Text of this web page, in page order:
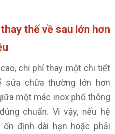
thế về sau lớn hơn
chi phí thay một chi tiết
sửa chữa thường lớn hơn
một mác inox phổ thông
chuẩn. Vì vậy, nếu hệ
định dài hạn hoặc phải